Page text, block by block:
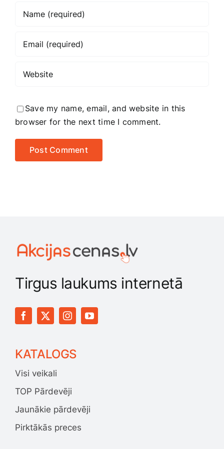
Save my name, email, and website in this
browser for the next time I comment.
Tirgus laukums internetā
KATALOGS
Visi veikali
TOP Pārdevēji
Jaunākie pārdevēji
Pirktākās preces